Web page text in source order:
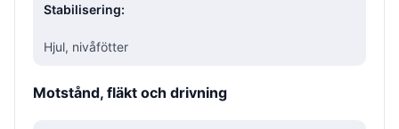
Stabilisering:
Hjul, nivåfötter
Motstånd, fläkt och drivning